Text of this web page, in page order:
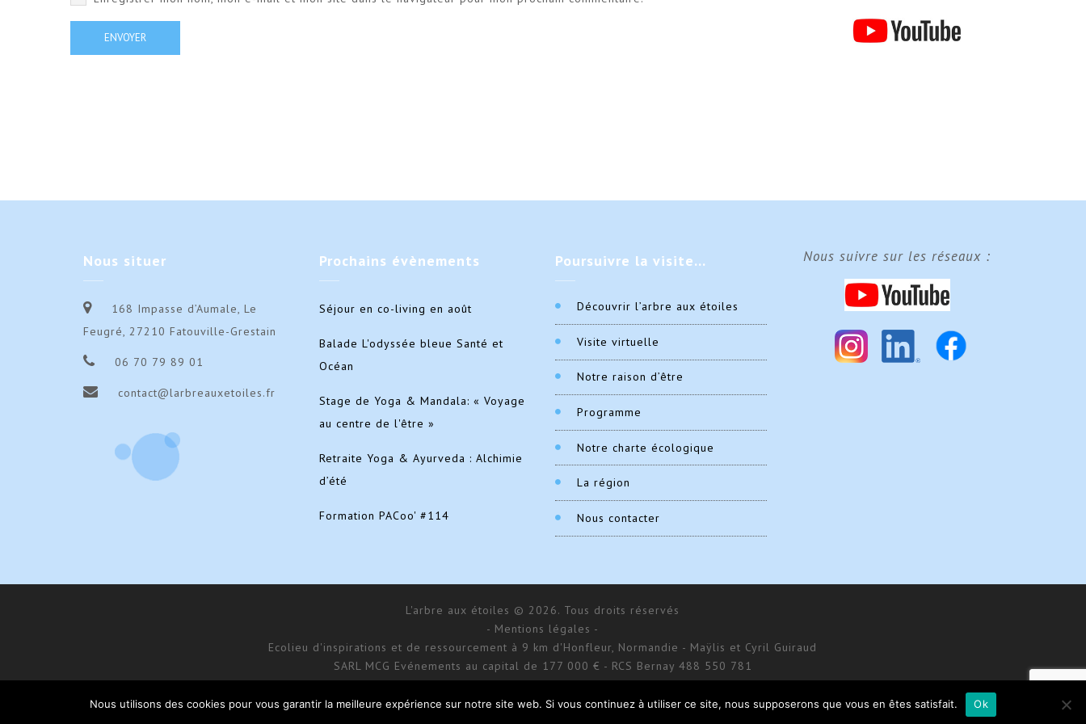
Nous situer
168 Impasse d’Aumale, Le
Feugré, 27210 Fatouville-Grestain
06 70 79 89 01
contact@larbreauxetoiles.fr
Prochains évènements
Séjour en co-living en août
Balade L'odyssée bleue Santé et
Océan
Stage de Yoga & Mandala: « Voyage
au centre de l'être »
Retraite Yoga & Ayurveda : Alchimie
d’été
Formation PACoo' #114
Poursuivre la visite…
Découvrir l’arbre aux étoiles
Visite virtuelle
Notre raison d’être
Programme
Notre charte écologique
La région
Nous contacter
Nous suivre sur les réseaux :
L'arbre aux étoiles © 2026. Tous droits réservés
- Mentions légales -
Ecolieu d'inspirations et de ressourcement à 9 km d'Honfleur, Normandie - Maÿlis et Cyril Guiraud
SARL MCG Evénements au capital de 177 000 € - RCS Bernay 488 550 781
168 impasse d’Aumale - 27 210 Fatouville-Grestain
Site réalisé parDonitow
Nous utilisons des cookies pour vous garantir la meilleure expérience sur notre site web. Si vous continuez à utiliser ce site, nous supposerons que vous en êtes satisfait. Ok